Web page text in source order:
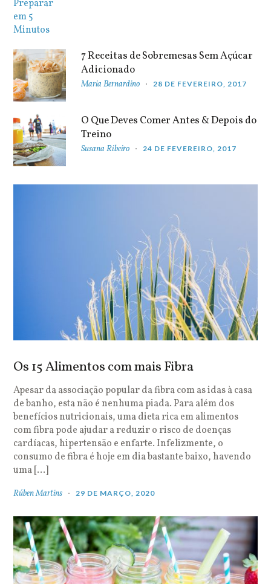
7 Receitas de Sobremesas Sem Açúcar
Adicionado
Maria Bernardino 28 DE FEVEREIRO, 2017
O Que Deves Comer Antes & Depois do
Treino
Susana Ribeiro 24 DE FEVEREIRO, 2017
Os 15 Alimentos com mais Fibra
Apesar da associação popular da fibra com as idas à casa
de banho, esta não é nenhuma piada. Para além dos
benefícios nutricionais, uma dieta rica em alimentos
com fibra pode ajudar a reduzir o risco de doenças
cardíacas, hipertensão e enfarte. Infelizmente, o
consumo de fibra é hoje em dia bastante baixo, havendo
uma […]
Rúben Martins 29 DE MARÇO, 2020